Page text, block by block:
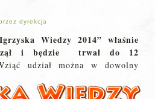
dyrekcja
Wiedzy 2014” właśnie
i będzie trwał do 12
udział można w dowolny